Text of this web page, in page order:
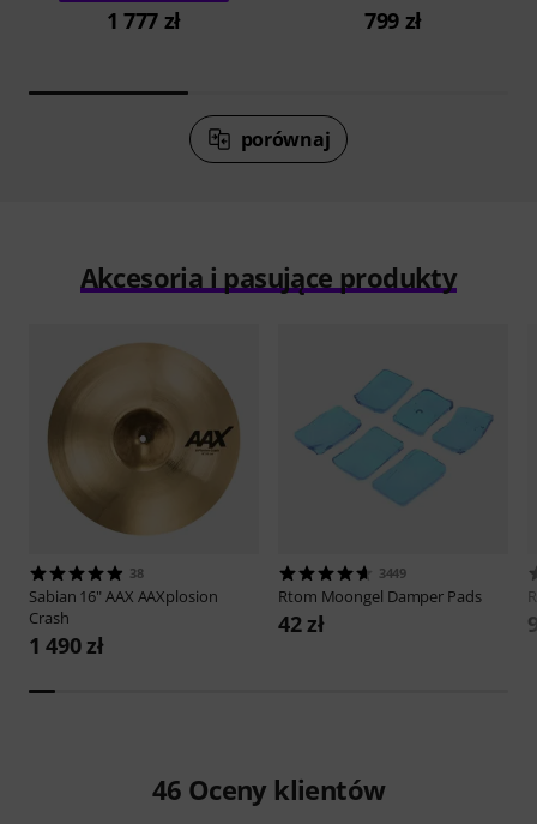
1 777 zł 799 zł
porównaj
Akcesoria i pasujące produkty
38
Sabian 16" AAX AAXplosion
Crash
1 490 zł
3449
Rtom Moongel Damper Pads
42 zł
46 Oceny klientów